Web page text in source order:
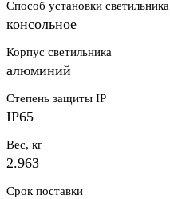
Способ установки светильника
консольное
Корпус светильника
алюминий
Степень защиты IP
IP65
Вес, кг
2.963
Срок поставки